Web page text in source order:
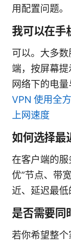
用配置问题。
我可以在手
可以。大多
端，按屏幕
网络下的电
VPN 使用全
上网速度
如何选择最
在客户端的
优”节点、带
近、延迟最低
是否需要同
若你希望整个